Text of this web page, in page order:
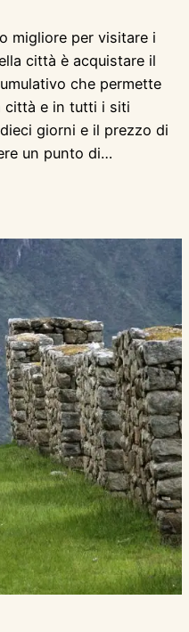
migliore per visitare i
città è acquistare il
che permette
città e in tutti i siti
giorni e il prezzo di
un punto di…